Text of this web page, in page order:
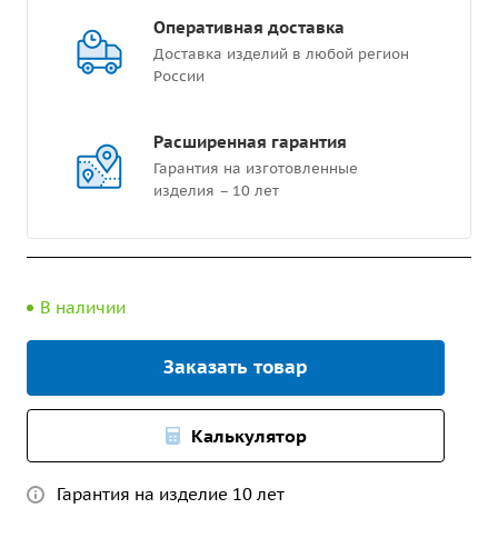
Оперативная доставка
Доставка изделий в любой регион
России
Расширенная гарантия
Гарантия на изготовленные
изделия – 10 лет
В наличии
Заказать товар
Калькулятор
Гарантия на изделие 10 лет